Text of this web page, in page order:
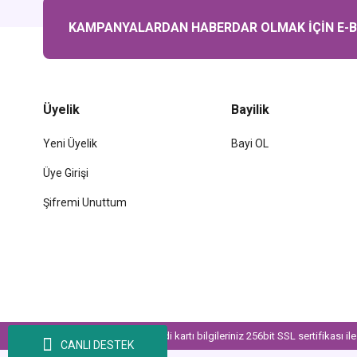
CANLI DESTEK
KAMPANYALARDAN HABERDAR OLMAK İÇİN E-
Üyelik
Yeni Üyelik
Üye Girişi
Şifremi Unuttum
Bayilik
Bayi OL
© Tüm Hakları Saklıdır. Kredi kartı bilgileriniz 256bit SSL sertifikası